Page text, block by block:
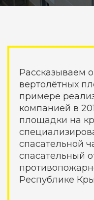
Рассказываем
вертолётных
примере
компанией в
площадки на
спасательной
спасательный
Республике